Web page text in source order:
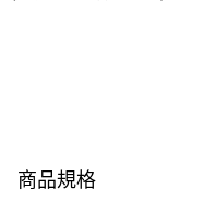
商品規格